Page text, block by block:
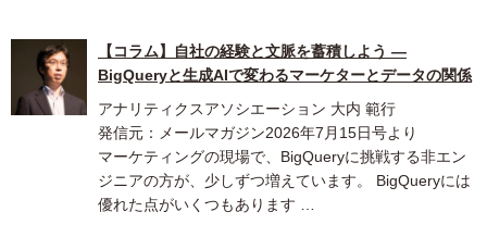
【コラム】自社の経験と文脈を蓄積しよう ―
BigQueryと生成AIで変わるマーケターとデータの関係
アナリティクスアソシエーション 大内 範行
発信元：メールマガジン2026年7月15日号より
マーケティングの現場で、BigQueryに挑戦する非エン
ジニアの方が、少しずつ増えています。 BigQueryには
優れた点がいくつもあります …